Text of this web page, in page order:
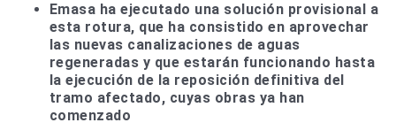
Emasa ha ejecutado una solución provisional a
esta rotura, que ha consistido en aprovechar
las nuevas canalizaciones de aguas
regeneradas y que estarán funcionando hasta
la ejecución de la reposición definitiva del
tramo afectado, cuyas obras ya han
comenzado